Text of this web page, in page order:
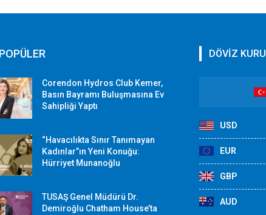
Corendon Hydros Club Kemer,
Basın Bayramı Buluşmasına Ev
Sahipliği Yaptı
“Havacılıkta Sınır Tanımayan
Kadınlar”ın Yeni Konuğu:
Hürriyet Munanoğlu
TUSAŞ Genel Müdürü Dr.
Demiroğlu Chatham House’ta
DÖVİZ KURU
USD
EUR
GBP
AUD